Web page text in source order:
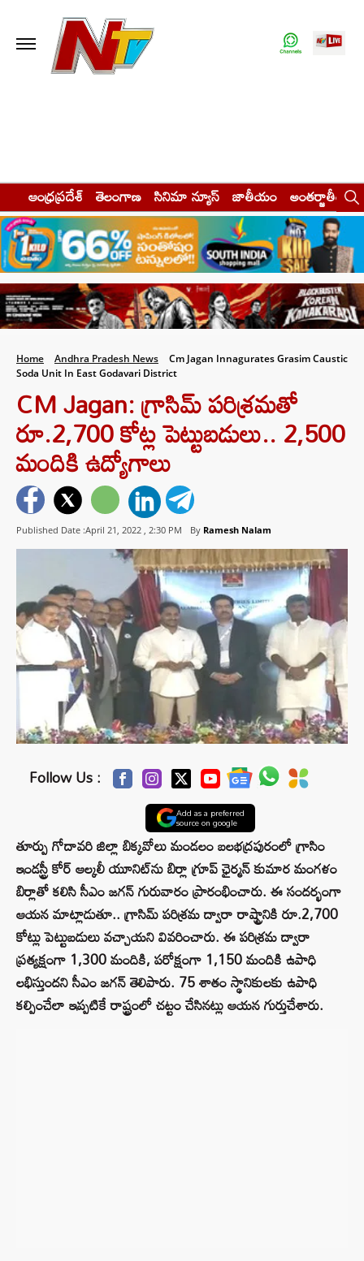
ఆంధ్రప్రదేశ్ తెలంగాణ సినిమా న్యూస్ జాతీయం అంతర్జాతీయం
Home Andhra Pradesh News
Cm Jagan Innagurates Grasim Caustic
Soda Unit In East Godavari District
CM Jagan: గ్రాసిమ్ పరిశ్రమతో
రూ.2,700 కోట్ల పెట్టుబడులు.. 2,500
మందికి ఉద్యోగాలు
Published Date :April 21, 2022 , 2:30 PM By Ramesh Nalam
Follow Us :
Add as a preferred
source on google
తూర్పు గోదావరి జిల్లా బిక్కవోలు మండలం బలభద్రపురంలో గ్రా‌సిం
ఇండస్ట్రీ కోర్ ఆల్కలీ యూనిట్‌ను బిర్లా గ్రూప్ ఛైర్మన్ కుమార మంగళం
బిర్లాతో కలిసి సీఎం జగన్ గురువారం ప్రారంభించారు. ఈ సందర్భంగా
ఆయన మాట్లాడుతూ.. గ్రాసిమ్‌ పరిశ్రమ ద్వారా రాష్ట్రానికి రూ.2,700
కోట్లు పెట్టుబడులు వచ్చాయని వివరించారు. ఈ పరిశ్రమ ద్వారా
ప్రత్యక్షంగా 1,300 మందికి, పరోక్షంగా 1,150 మందికి ఉపాధి
లభిస్తుందని సీఎం జగన్ తెలిపారు. 75 శాతం స్థానికులకు ఉపాధి
కల్పించేలా ఇప్పటికే రాష్ట్రంలో చట్టం చేసినట్లు ఆయన గుర్తుచేశారు.